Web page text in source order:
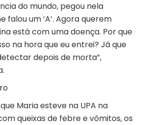
do mundo, pegou nela
falou um ‘A’. Agora querem
está com uma doença. Por que
na hora que eu entrei? Já que
depois de morta”,
Maria esteve na UPA na
queixas de febre e vômitos, os